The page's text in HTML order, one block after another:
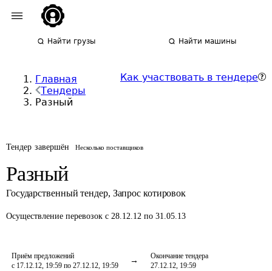
Найти грузы Найти машины
Главная
Тендеры
Разный
Как участвовать в тендере
Тендер завершён Несколько поставщиков
Разный
Государственный тендер, Запрос котировок
Осуществление перевозок с 28.12.12 по 31.05.13
Приём предложений
с 17.12.12, 19:59 по 27.12.12, 19:59
Окончание тендера
27.12.12, 19:59